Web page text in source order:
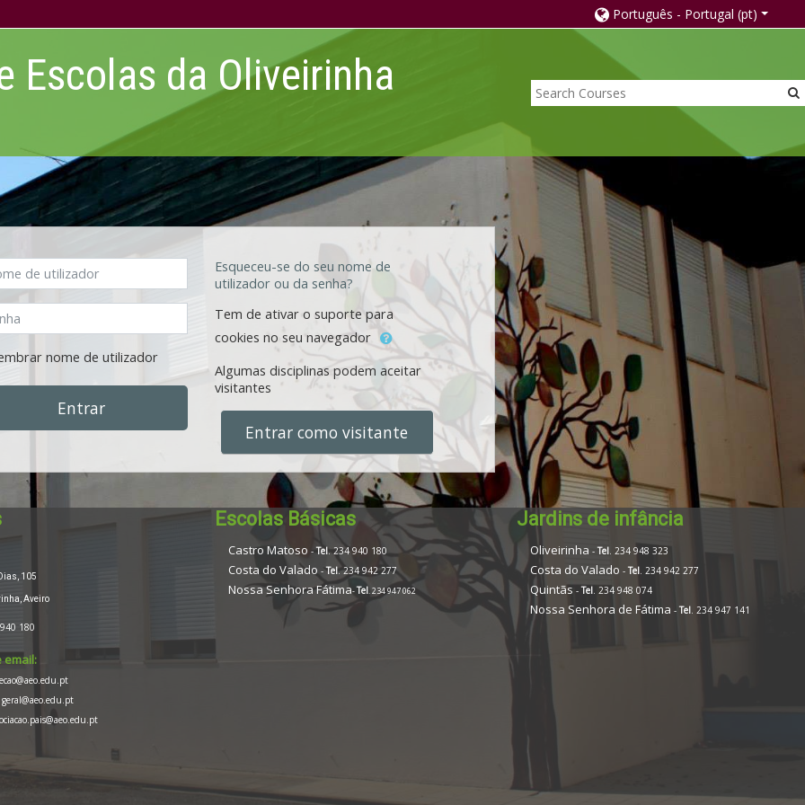
Português - Portugal ‎(pt)‎
Escolas da Oliveirinha
de utilizador
nome de utilizador
Entrar
Esqueceu-se do seu nome de
utilizador ou da senha?
Tem de ativar o suporte para
cookies no seu navegador
Algumas disciplinas podem aceitar
visitantes
Entrar como visitante
105
Aveiro
180
email:
geral@aeo.edu.pt
Escolas Básicas
Castro Matoso -Tel. 234 940 180
Costa do Valado -Tel. 234 942 277
Nossa Senhora Fátima-Tel. 234 947 062
Jardins de infância
Oliveirinha -Tel. 234 948 323
Costa do Valado - Tel. 234 942 277
Quintãs -Tel. 234 948 074
Nossa Senhora de Fátima - Tel. 234 947 141